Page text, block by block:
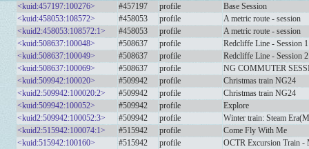
<kuid:457197:100276>
#457197 profile
Base Session
<kuid:458053:108572>
#458053 profile
A metric route - session
<kuid2:458053:108572:1>
#458053 profile
A metric route - session
<kuid:508637:100048>
#508637 profile
Redcliffe Line - Session
<kuid:508637:100049>
#508637 profile
Redcliffe Line - Session
<kuid:508637:100069>
#508637 profile
NG COMMUTER
<kuid:509942:100020>
#509942 profile
Christmas train NG24
<kuid2:509942:100020:2>
#509942 profile
Christmas train NG24
<kuid:509942:100052>
#509942 profile
Explore
<kuid2:509942:100052:3>
#509942 profile
Winter train: Steam
<kuid2:515942:100074:1>
#515942 profile
Come Fly With Me
<kuid:515942:100160>
#515942 profile
OCTR Excursion Train -